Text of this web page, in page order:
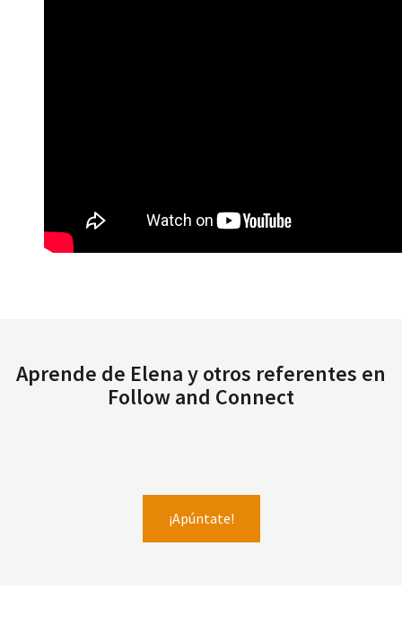
Aprende de Elena y otros referentes en
Follow and Connect
¡Apúntate!